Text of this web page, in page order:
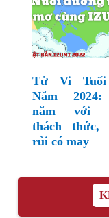
Tử Vi Tuổi
Năm
năm với
thách thức,
rủi có may